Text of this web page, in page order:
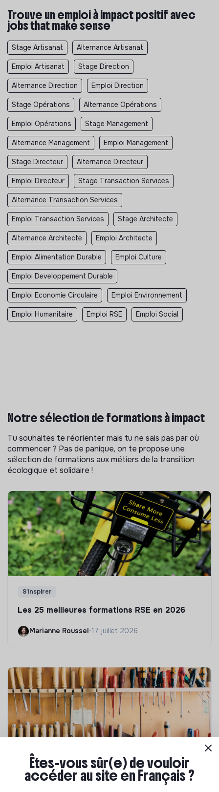
Trouve un emploi à impact positif avec
jobs that make sense
Stage Artisanat Alternance Artisanat
Emploi Artisanat Stage Direction
Alternance Direction Emploi Direction
Stage Opérations Alternance Opérations
Emploi Opérations Stage Management
Alternance Management Emploi Management
Stage Directeur Alternance Directeur
Emploi Directeur Stage Transaction Services
Alternance Transaction Services
Emploi Transaction Services Stage Architecte
Alternance Architecte Emploi Architecte
Emploi Alimentation Durable Emploi Culture
Emploi Developpement Durable
Emploi Economie Circulaire Emploi Environnement
Emploi Humanitaire Emploi RSE Emploi Social
Notre sélection de formations à impact
Tu souhaites te réorienter mais tu ne sais pas par où
commencer ? Pas de panique, on te propose une
sélection de formations aux métiers de la transition
écologique et solidaire !
S'inspirer
Les 25 meilleures formations RSE en 2026
Marianne Roussel •17 juillet 2026
Compétences & formations
Comment se former à la transition écologique
Êtes-vous sûr(e) de vouloir
accéder au site en Français ?